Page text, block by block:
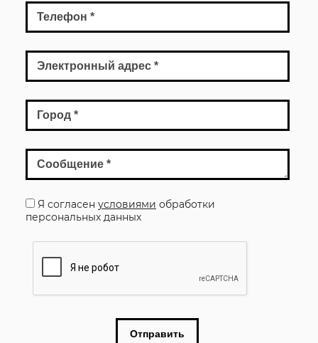
Телефон *
Электронный адрес *
Город *
Сообщение *
Я согласен условиями обработки
персональных данных